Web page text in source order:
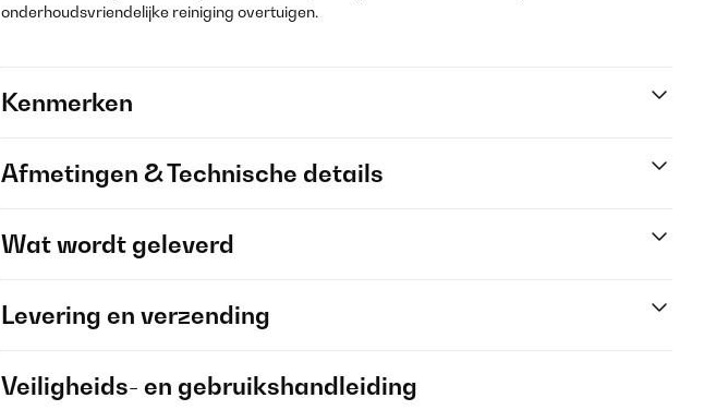
onderhoudsvriendelijke reiniging overtuigen.
Kenmerken
Afmetingen & Technische details
Wat wordt geleverd
Levering en verzending
Veiligheids- en gebruikshandleiding